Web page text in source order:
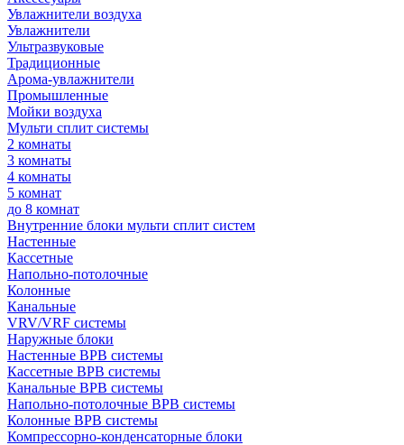
Увлажнители воздуха
Увлажнители
Ультразвуковые
Традиционные
Арома-увлажнители
Промышленные
Мойки воздуха
Мульти сплит системы
2 комнаты
3 комнаты
4 комнаты
5 комнат
до 8 комнат
Внутренние блоки мульти сплит систем
Настенные
Кассетные
Напольно-потолочные
Колонные
Канальные
VRV/VRF системы
Наружные блоки
Настенные ВРВ системы
Кассетные ВРВ системы
Канальные ВРВ системы
Напольно-потолочные ВРВ системы
Колонные ВРВ системы
Компрессорно-конденсаторные блоки